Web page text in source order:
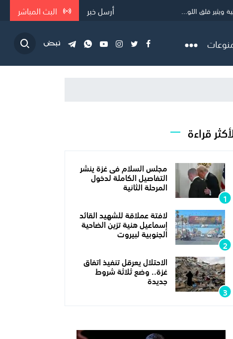
ويثير قلق اللو... أرسل خبر البث المباشر
قراءة
مجلس السلام فى غزة ينشر
التفاصيل الكاملة لدخول
المرحلة الثانية
لافتة عملاقة للشهيد القائد
إسماعيل هنية تزين الضاحية
الجنوبية لبيروت
الاحتلال يعرقل تنفيذ اتفاق
غزة.. وضع ثلاثة شروط
جديدة